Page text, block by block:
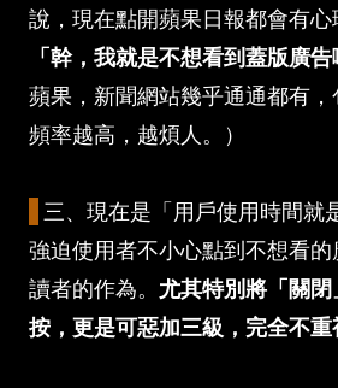
說，現在點開蘋果日報都會有心
「幹，我就是不想看到蓋版廣告
蘋果，新聞網站幾乎通通都有
頻率越高，越煩人。）
三、現在是「用戶使用時間就
強迫使用者不小心點到不想看
讀者的作為。 尤其特別將「關
按，更是可惡加三級，完全不重